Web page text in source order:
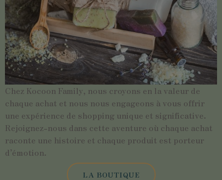
Chez Kocoon Family, nous croyons en la valeur de
chaque achat et nous nous engageons à vous offrir
une expérience de shopping unique et significative.
Rejoignez-nous dans cette aventure où chaque achat
raconte une histoire et chaque produit est porteur
d’émotion.
LA BOUTIQUE